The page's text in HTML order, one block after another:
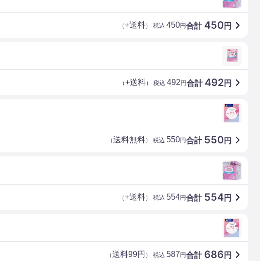
合計 450円
（+送料） 税込 450円
合計 492円
（+送料） 税込 492円
合計 550円
（送料無料） 税込 550円
合計 554円
（+送料） 税込 554円
合計 686 円
（送料99円 ） 税込 587円